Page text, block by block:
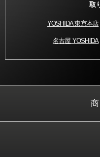
取
YOSHIDA 東京本店
名古屋 YOSHIDA